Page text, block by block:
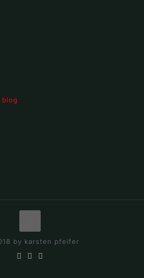
blog
by karsten pfeifer